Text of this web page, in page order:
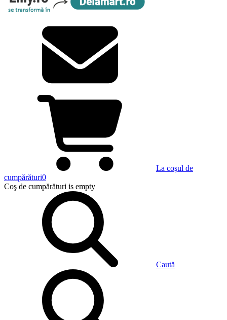
La coşul de
cumpărături0
Coş de cumpărături is empty
Caută